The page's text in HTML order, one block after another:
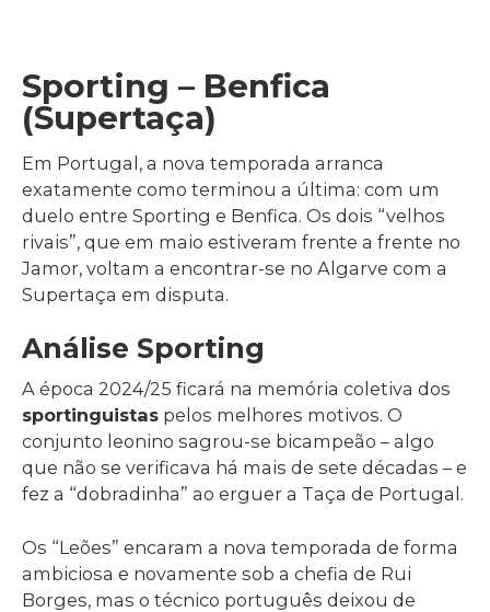
Sporting – Benfica
(Supertaça)
Em Portugal, a nova temporada arranca
exatamente como terminou a última: com um
duelo entre Sporting e Benfica. Os dois “velhos
rivais”, que em maio estiveram frente a frente no
Jamor, voltam a encontrar-se no Algarve com a
Supertaça em disputa.
Análise Sporting
A época 2024/25 ficará na memória coletiva dos
sportinguistas pelos melhores motivos. O
conjunto leonino sagrou-se bicampeão – algo
que não se verificava há mais de sete décadas – e
fez a “dobradinha” ao erguer a Taça de Portugal.
Os “Leões” encaram a nova temporada de forma
ambiciosa e novamente sob a chefia de Rui
Borges, mas o técnico português deixou de